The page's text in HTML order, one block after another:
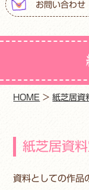
お問い合わせ
HOME >紙芝居資
紙芝居資
資料としての作品